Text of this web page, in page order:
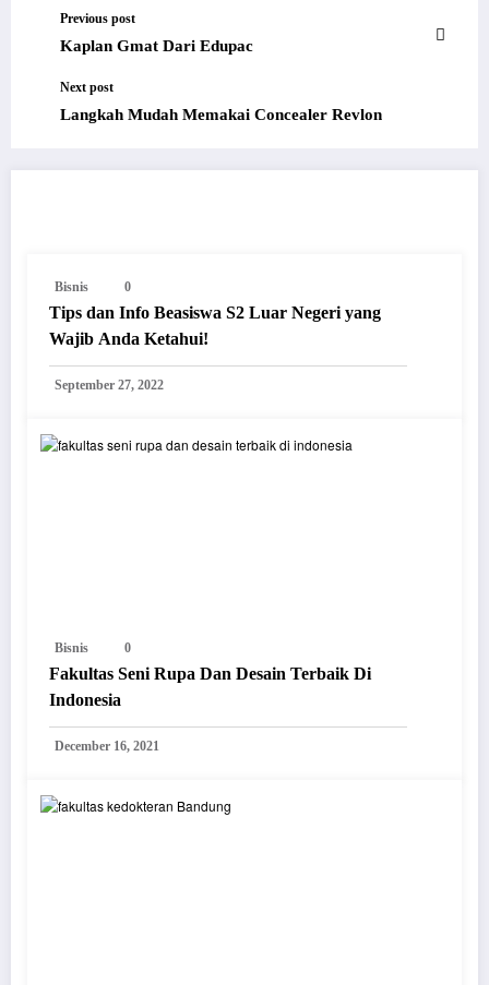
Previous post
Kaplan Gmat Dari Edupac
Next post
Langkah Mudah Memakai Concealer Revlon
Bisnis 0
Tips dan Info Beasiswa S2 Luar Negeri yang
Wajib Anda Ketahui!
September 27, 2022
Bisnis 0
Fakultas Seni Rupa Dan Desain Terbaik Di
Indonesia
December 16, 2021